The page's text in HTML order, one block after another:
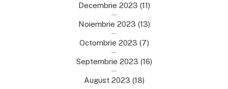
Decembrie 2023 (11)
Noiembrie 2023 (13)
Octombrie 2023 (7)
Septembrie 2023 (16)
August 2023 (18)